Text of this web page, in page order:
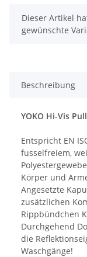
x
Dieser Artikel
gewünschte
Beschreibung
YOKO Hi-Vis
Entspricht EN
fusselfreiem,
Körper und
Angesetzte
zusätzlichen
Rippbündchen
Durchgehend
die
Waschgänge!